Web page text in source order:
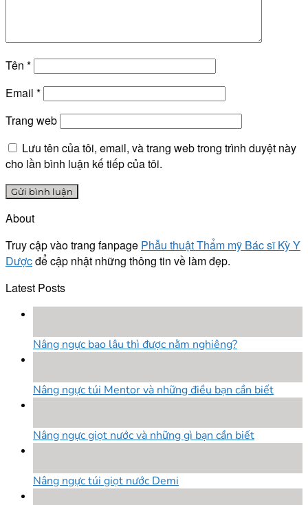
Tên *
Email *
Trang web
Lưu tên của tôi, email, và trang web trong trình duyệt này
cho lần bình luận kế tiếp của tôi.
About
Truy cập vào trang fanpage Phẫu thuật Thẩm mỹ Bác sĩ Kỳ Y
Dượcđể cập nhật những thông tin về làm đẹp.
Latest Posts
Nâng ngực bao lâu thì được nằm nghiêng?
Nâng ngực túi Mentor và những điều bạn cần biết
Nâng ngực giọt nước và những gì bạn cần biết
Nâng ngực túi giọt nước Demi